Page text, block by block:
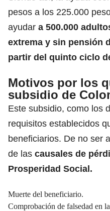
pesos a los 225.000
ayudar a 500.000
extrema y sin pensión
partir del quinto ciclo
Motivos por los
subsidio de
Este subsidio, como los
requisitos establecidos
beneficiarios. De no ser
de las causales de
Prosperidad Social.
Muerte del beneficiario.
Comprobación de falsedad en